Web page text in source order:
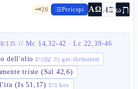
🗝️26 Pericopi ΑΩ AZωת
/135·//Mc 14,32-42 · Lc 22,39-46
dell'olio גַּת שְׁמָנִים gat-shemanim
triste (Sal 42,6)
(Is 51,17) כּוֹס kos